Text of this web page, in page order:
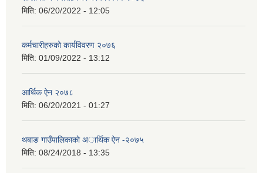
मिति: 06/20/2022 - 12:05
कर्मचारीहरुको कार्यविवरण २०७६
मिति: 01/09/2022 - 13:12
आर्थिक ऐन २०७८
मिति: 06/20/2021 - 01:27
थबाङ गाउँपालिकाकाे अार्थिक ऐन -२०७५
मिति: 08/24/2018 - 13:35